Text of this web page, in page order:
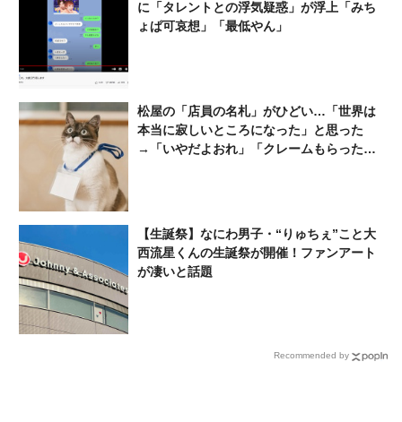
に「タレントとの浮気疑惑」が浮上「みち
ょぱ可哀想」「最低やん」
松屋の「店員の名札」がひどい…「世界は
本当に寂しいところになった」と思った
→「いやだよおれ」「クレームもらったら
【生誕祭】なにわ男子・“りゅちぇ”こと大
西流星くんの生誕祭が開催！ファンアート
が凄いと話題
Recommended by